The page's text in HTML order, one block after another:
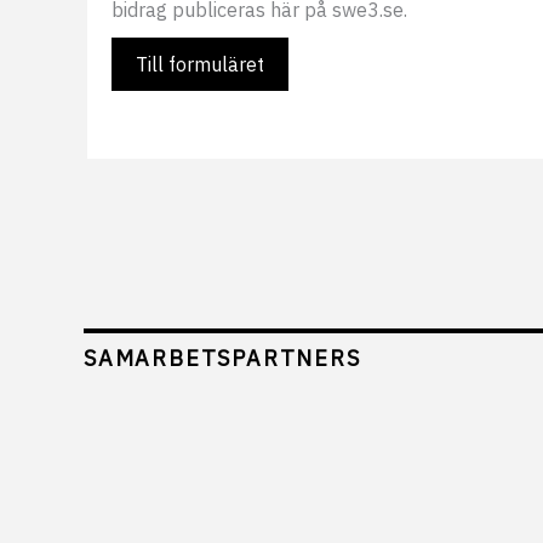
bidrag publiceras här på swe3.se.
Till formuläret
SAMARBETSPARTNERS